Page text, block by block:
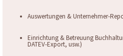
Auswertungen & Unternehmer-
Einrichtung & Betreuung
DATEV-Export, usw.)